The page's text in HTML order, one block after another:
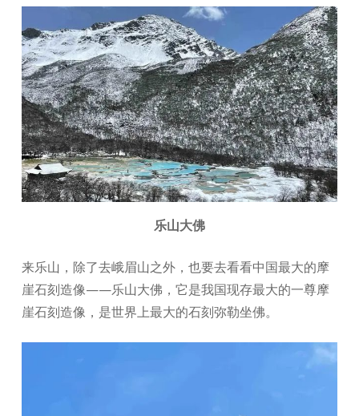
乐山大佛
来乐山，除了去峨眉山之外，也要去看看中国最大的摩
崖石刻造像——乐山大佛，它是我国现存最大的一尊摩
崖石刻造像，是世界上最大的石刻弥勒坐佛。